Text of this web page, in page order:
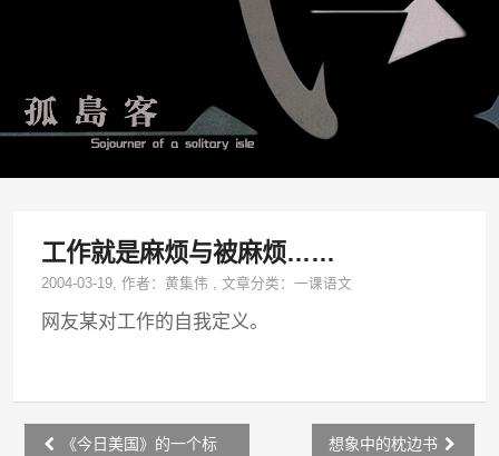
工作就是麻烦与被麻烦……
2004-03-19, 作者：黄集伟 ,文章分类：一课语文
网友某对工作的自我定义。
Post《今日美国》的一个标
想象中的枕边书